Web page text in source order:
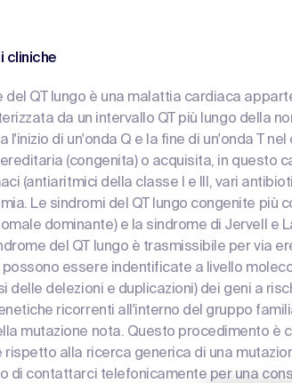
cliniche
del QT lungo è una malattia cardiaca
da un intervallo QT più lungo della
l'inizio di un'onda Q e la fine di un'onda T
(congenita) o acquisita, in questo
(antiaritmici della classe I e III, vari
Le sindromi del QT lungo congenite più
dominante) e la sindrome di Jervell e
del QT lungo è trasmissibile per via
possono essere indentificate a livello
delle delezioni e duplicazioni) dei geni a
ricorrenti all'interno del gruppo
mutazione nota. Questo procedimento è
rispetto alla ricerca generica di una
di contattarci telefonicamente per una